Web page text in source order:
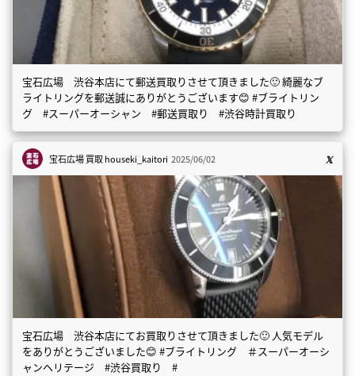
宝石広場 渋谷本店にて郵送買取りさせて頂きました🙂 綺麗なブ
ライトリングを郵送誠にありがとうございます😊 #ブライトリン
グ #スーパーオーシャン #郵送買取り #渋谷時計買取り
宝石広場 買取houseki_kaitori 2025/06/02
宝石広場 渋谷本店にてお買取りさせて頂きました🙂 人気モデル
をありがとうございました😊 #ブライトリング ＃スーパーオーシ
ャンヘリテージ #渋谷買取り #